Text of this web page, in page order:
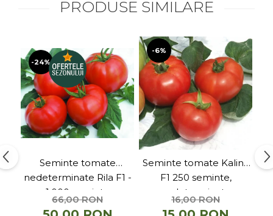
Chei de impact pneumatice
Polizoare unghiulare pneumatice
Polizoare drepte
Antrenoare cu crichet
pneumatice
Polizoare pneumatice
Capsator pneumatic
Freze pneumatice
Pistoale pneumatice
Slefuitoare orbitale pneumatice
PRODUSE SIMILARE
-24%
Seminte tomate
nedeterminate Rila F1 -
1.000 seminte
66,00 RON
-6%
Seminte tomate Kalina
F1 250 seminte,
nedeterminate
16,00 RON